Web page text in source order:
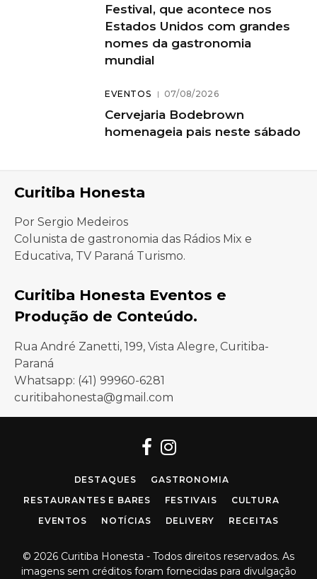
Festival, que acontece nos
Estados Unidos com grandes
nomes da gastronomia
mundial
EVENTOS 07/08/2026
Cervejaria Bodebrown
homenageia pais neste sábado
Curitiba Honesta
Por Sergio Medeiros
Colunista de gastronomia das Rádios Mix e
Educativa, TV Paraná Turismo.
Curitiba Honesta Eventos e
Produção de Conteúdo.
Rua André Zanetti, 199, Vista Alegre, Curitiba-
Paraná
Whatsapp: (41) 99960-6281
curitibahonesta@gmail.com
Facebook
Instagram
DESTAQUES
GASTRONOMIA
RESTAURANTES E BARES
FESTIVAIS
CULTURA
EVENTOS
NOTÍCIAS DELIVERY RECEITAS
© 2026 Curitiba Honesta - Todos direitos reservados. As
imagens sem créditos foram fornecidas para divulgação